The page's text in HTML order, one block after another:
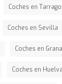
Coches en
Coches en Sevilla
Coches en
Coches en Huelva